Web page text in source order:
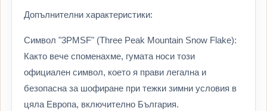
Допълнителни характеристики:
Символ "3PMSF" (Three Peak Mountain Snow Flake):
Както вече споменахме, гумата носи този
официален символ, което я прави легална и
безопасна за шофиране при тежки зимни условия в
цяла Европа, включително България.